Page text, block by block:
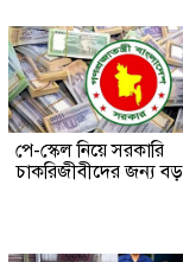
পে-স্কেল নিয়ে সরকারি
চাকরিজীবীদের জন্য